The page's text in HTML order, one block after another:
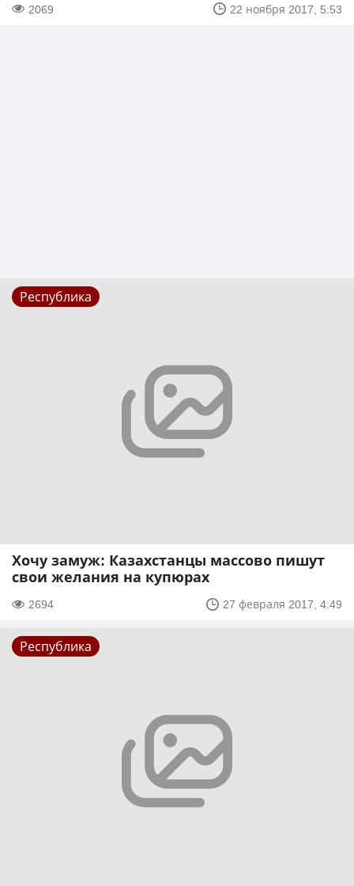
2069 22 ноября 2017, 5:53
Республика
Хочу замуж: Казахстанцы массово пишут
свои желания на купюрах
2694 27 февраля 2017, 4:49
Республика